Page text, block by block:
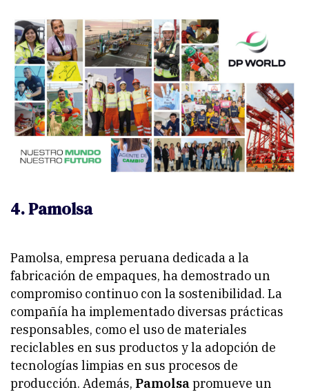
4. Pamolsa
Pamolsa, empresa peruana dedicada a la
fabricación de empaques, ha demostrado un
compromiso continuo con la sostenibilidad. La
compañía ha implementado diversas prácticas
responsables, como el uso de materiales
reciclables en sus productos y la adopción de
tecnologías limpias en sus procesos de
producción. Además, Pamolsapromueve un